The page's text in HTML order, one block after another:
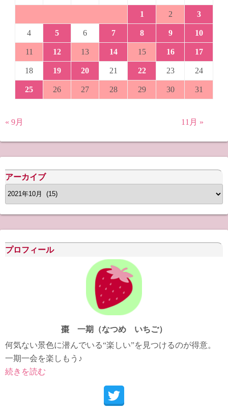
1 2 3
4 5 6 7 8 9 10
11 12 13 14 15 16 17
18 19 20 21 22 23 24
25 26 27 28 29 30 31
« 9月 11月 »
アーカイブ
ア
ー
カ
イ
ブ
プロフィール
棗 一期（なつめ いちご）
何気ない景色に潜んでいる“楽しい”を見つけるのが得意。
一期一会を楽しもう♪
続きを読む